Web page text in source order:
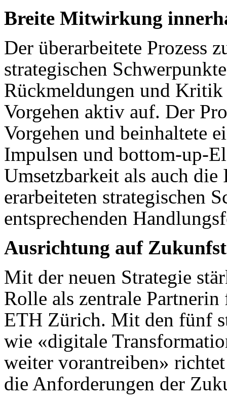
Breite Mitwirkung
Der überarbeitete Prozess
strategischen
Rückmeldungen und Kritik
Vorgehen aktiv auf. Der
Vorgehen und beinhaltete
Impulsen und bottom-up-
Umsetzbarkeit als auch
erarbeiteten strategischen
entsprechenden
Ausrichtung auf
Mit der neuen Strategie
Rolle als zentrale
ETH Zürich. Mit den fünf
wie «digitale
weiter vorantreiben»
die Anforderungen der